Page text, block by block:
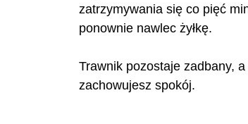
zatrzymywania się co pięć
ponownie nawlec żyłkę.
Trawnik pozostaje zadbany, a
zachowujesz spokój.